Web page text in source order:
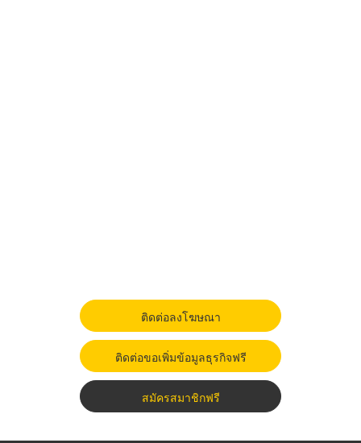
ติดต่อลงโฆษณา
ติดต่อขอเพิ่มข้อมูลธุรกิจฟรี
สมัครสมาชิกฟรี